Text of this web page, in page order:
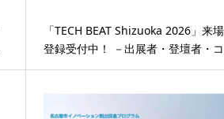
「TECH BEAT Shizuoka 2026」来場
登録受付中！ －出展者・登壇者・